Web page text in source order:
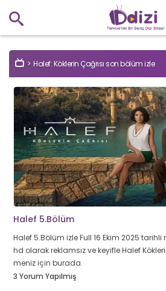
Halef: Köklerin Çağrısı son bölüm izle
Halef 5.Bölüm
Halef 5.Bölüm izle Full 16 Ekim 2025
hd olarak reklamsız ve keyifle Halef
meniz için burada.
3 Yorum Yapılmış